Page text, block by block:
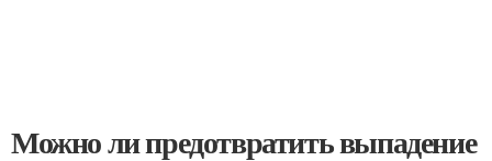
Можно ли предотвратить выпадение